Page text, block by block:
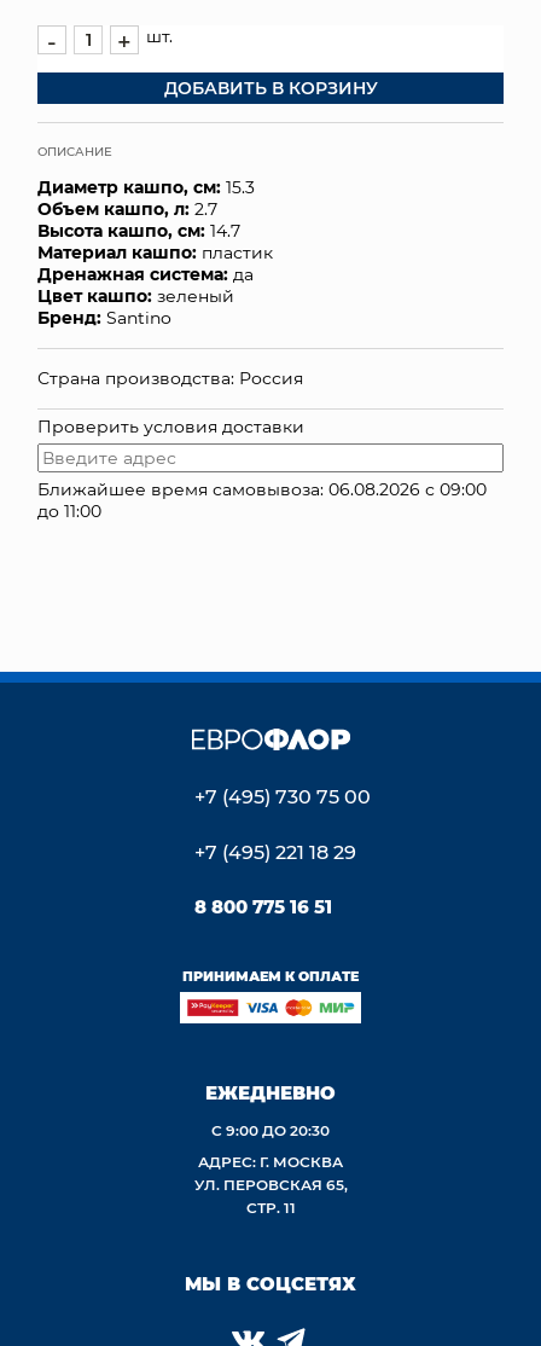
ПОДАРОЧНЫЕ КАРТЫ
ОПТОВЫМ КЛИЕНТАМ
ДОСТАВКА И ОПЛАТА
КОНТАКТЫ
- + шт.
ДОБАВИТЬ В КОРЗИНУ
ОПИСАНИЕ
Диаметр кашпо, см: 15.3
Объем кашпо, л: 2.7
Высота кашпо, см: 14.7
Материал кашпо: пластик
Дренажная система: да
Цвет кашпо: зеленый
Бренд: Santino
Страна производства: Россия
Проверить условия доставки
Ближайшее время самовывоза: 06.08.2026 с 09:00
до 11:00
+7 (495) 730 75 00
+7 (495) 221 18 29
8 800 775 16 51
ПРИНИМАЕМ К ОПЛАТЕ
ЕЖЕДНЕВНО
С 9:00 ДО 20:30
АДРЕС: Г. МОСКВА
УЛ. ПЕРОВСКАЯ 65,
СТР. 11
МЫ В СОЦСЕТЯХ